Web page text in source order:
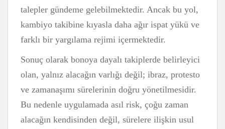
talepler gündeme gelebilmektedir. Ancak bu yol,
kambiyo takibine kıyasla daha ağır ispat yükü ve
farklı bir yargılama rejimi içermektedir.
Sonuç olarak bonoya dayalı takiplerde belirleyici
olan, yalnız alacağın varlığı değil; ibraz, protesto
ve zamanaşımı sürelerinin doğru yönetilmesidir.
Bu nedenle uygulamada asıl risk, çoğu zaman
alacağın kendisinden değil, sürelere ilişkin usul